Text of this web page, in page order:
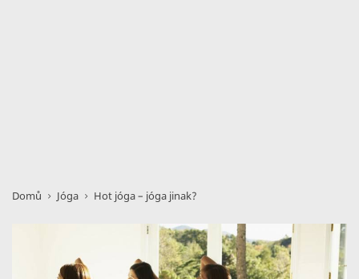
Domů Jóga Hot jóga – jóga jinak?